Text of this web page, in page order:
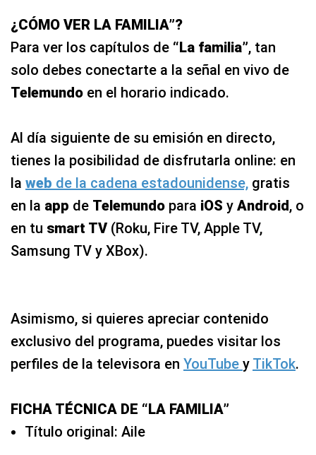
¿CÓMO VER LA FAMILIA”?
Para ver los capítulos de “La familia”, tan
solo debes conectarte a la señal en vivo de
Telemundo en el horario indicado.
Al día siguiente de su emisión en directo,
tienes la posibilidad de disfrutarla online: en
la web de la cadena estadounidense, gratis
en la app de Telemundo para iOS y Android, o
en tu smart TV(Roku, Fire TV, Apple TV,
Samsung TV y XBox).
Asimismo, si quieres apreciar contenido
exclusivo del programa, puedes visitar los
perfiles de la televisora en YouTube y TikTok.
FICHA TÉCNICA DE “LA FAMILIA”
Título original: Aile